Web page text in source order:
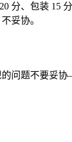
分、包装 15
妥协。
的问题不要妥